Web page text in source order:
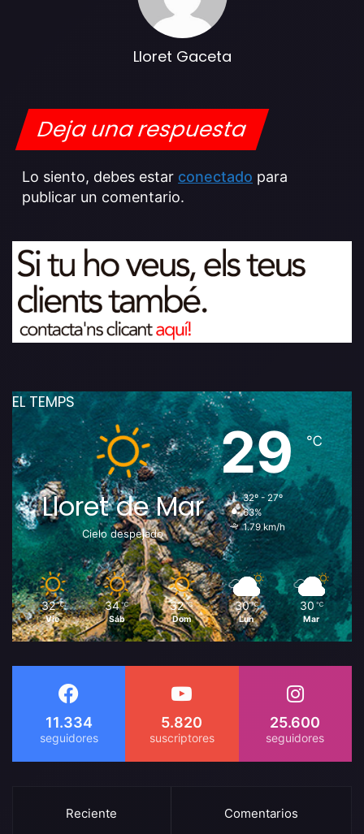
Lloret Gaceta
Deja una respuesta
Lo siento, debes estar conectado para
publicar un comentario.
EL TEMPS
Lloret de Mar
Cielo despejado
29℃
32º - 27º
63%
1.79 km/h
32 ℃
Vie
34 ℃
Sáb
32 ℃
Dom
30 ℃
Lun
30 ℃
Mar
11.334 5.820 25.600
Reciente Comentarios